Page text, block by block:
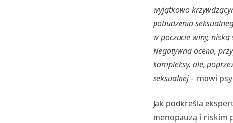
wyjątkowo
pobudzenia
w poczucie winy,
Negatywna ocena,
kompleksy, ale,
seksualnej– mówi
Jak podkreśla
menopauzą i niskim